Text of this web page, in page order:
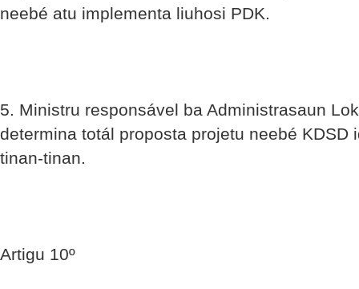
neebé atu implementa liuhosi PDK.
5. Ministru responsável ba Administrasaun
determina totál proposta projetu neebé
tinan-tinan.
Artigu 10º